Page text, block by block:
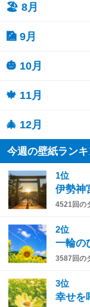
🏖 8月
🎑 9月
🎃 10月
🍁 11月
🎄 12月
今週の壁紙ラン
1位
伊勢神
4521回の
2位
一輪の
3587回の
3位
幸せを